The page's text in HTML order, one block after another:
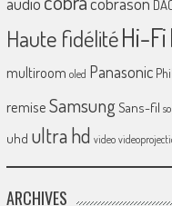
Haute fidélitéHi-Fi
multiroom oled Panasonic
remiseSamsungSans-fil
uhd ultra hd video
ARCHIVES